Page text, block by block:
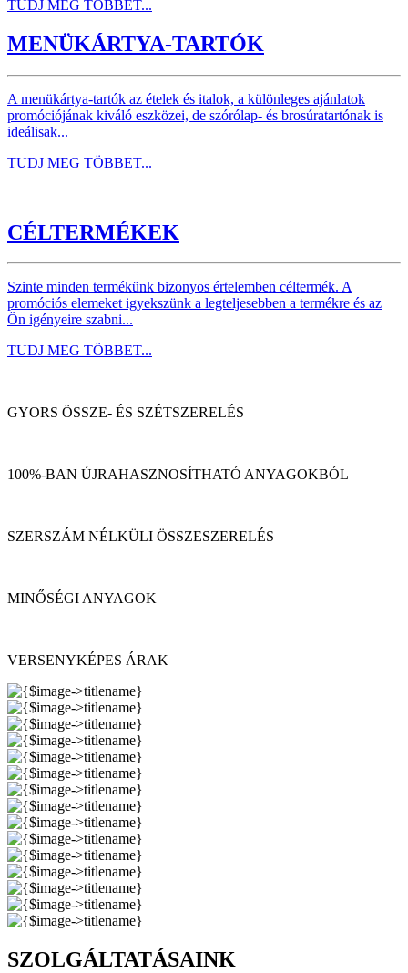
TUDJ MEG TÖBBET...
MENÜKÁRTYA-TARTÓK
A menükártya-tartók az ételek és italok, a különleges ajánlatok
promóciójának kiváló eszközei, de szórólap- és brosúratartónak is
ideálisak...
TUDJ MEG TÖBBET...
CÉLTERMÉKEK
Szinte minden termékünk bizonyos értelemben céltermék. A
promóciós elemeket igyekszünk a legteljesebben a termékre és az
Ön igényeire szabni...
TUDJ MEG TÖBBET...
GYORS ÖSSZE- ÉS SZÉTSZERELÉS
100%-BAN ÚJRAHASZNOSÍTHATÓ ANYAGOKBÓL
SZERSZÁM NÉLKÜLI ÖSSZESZERELÉS
MINŐSÉGI ANYAGOK
VERSENYKÉPES ÁRAK
SZOLGÁLTATÁSAINK